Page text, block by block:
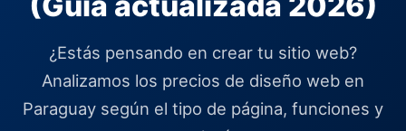
¿Estás pensando en crear tu sitio web?
Analizamos los precios de diseño web en
Paraguay según el tipo de página, funciones y